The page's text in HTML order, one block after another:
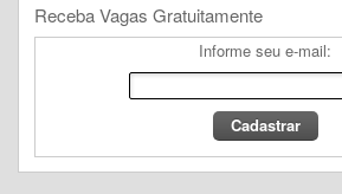
Receba Vagas Gratuitamente
Informe seu e-mail: